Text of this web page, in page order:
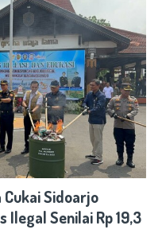
Sidoarjo
Ilegal Senilai Rp 19,3